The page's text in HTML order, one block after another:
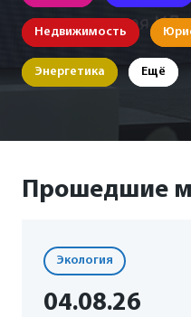
Недвижимость
Энергетика Ещё
Прошедшие
Экология
04.08.26